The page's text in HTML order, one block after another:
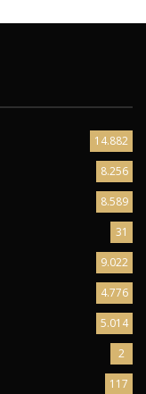
14.882
8.256
8.589
31
9.022
4.776
5.014
2
117